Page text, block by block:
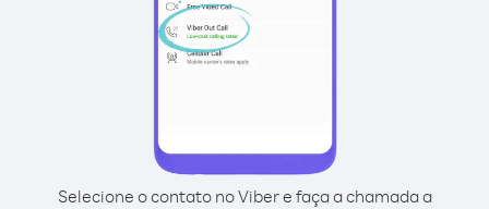
Selecione o contato no Viber e faça a chamada a